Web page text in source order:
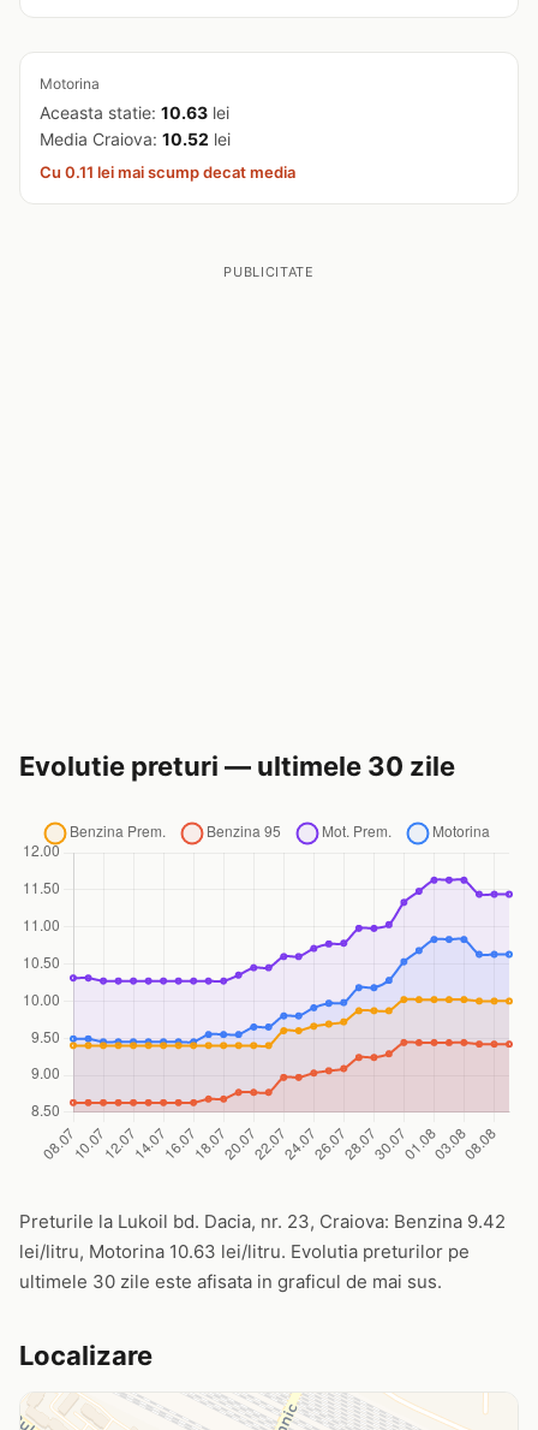
Motorina
Aceasta statie: 10.63 lei
Media Craiova: 10.52 lei
Cu 0.11 lei mai scump decat media
PUBLICITATE
Evolutie preturi — ultimele 30 zile
Preturile la Lukoil bd. Dacia, nr. 23, Craiova: Benzina 9.42
lei/litru, Motorina 10.63 lei/litru. Evolutia preturilor pe
ultimele 30 zile este afisata in graficul de mai sus.
Localizare